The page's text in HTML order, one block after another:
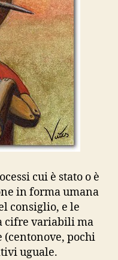
cui è stato o è
in forma umana
consiglio, e le
cifre variabili ma
(centonove, pochi
uguale.